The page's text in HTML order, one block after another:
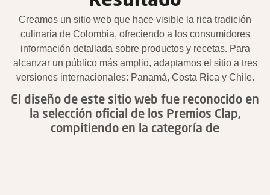
Creamos un sitio web que hace visible la rica tradición
culinaria de Colombia, ofreciendo a los consumidores
información detallada sobre productos y recetas. Para
alcanzar un público más amplio, adaptamos el sitio a tres
versiones internacionales: Panamá, Costa Rica y Chile.
El diseño de este sitio web fue reconocido en
la selección oficial de los Premios Clap,
compitiendo en la categoría de